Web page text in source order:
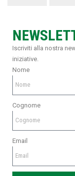
Iscriviti alla nostra
iniziative.
Nome
Cognome
Email